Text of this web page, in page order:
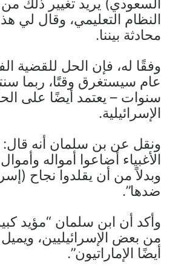
السعودي) يريد تغيير ذلك
النظام التعليمي، وقال لي
محادثة بيننا.
وفقًا له، فإن الحل للقضية
عام سيستغرق وقتًا، ربما
سنوات – يعتمد أيضًا على
الإسرائيلية.
ونقل عن بن سلمان أنه قال:
الأغبياء أضاعوا أمواله
وبدلاً من أن يقلدوا نجاح
ضدها”.
وأكد أن ابن سلمان “مؤيد
من بعض الإسرائيليين،
أيضًا الإماراتيون”.